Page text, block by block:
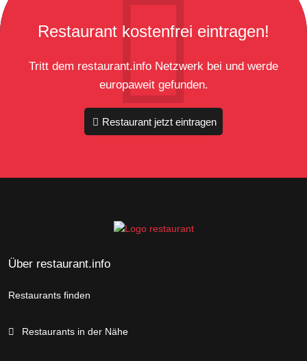
Restaurant kostenfrei eintragen!
Tritt dem restaurant.info Netzwerk bei und werde
europaweit gefunden.
Restaurant jetzt eintragen
Über restaurant.info
Restaurants finden
Restaurants in der Nähe